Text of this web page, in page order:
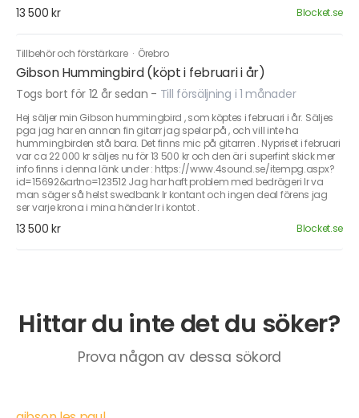
13 500 kr Blocket.se
Tillbehör och förstärkare · Örebro
Gibson Hummingbird (köpt i februari i år)
Togs bort för 12 år sedan - Till försäljning i 1 månader
Hej säljer min Gibson hummingbird , som köptes i februari i år. Säljes
pga jag har en annan fin gitarr jag spelar på , och vill inte ha
hummingbirden stå bara. Det finns mic på gitarren . Nypriset i februari
var ca 22 000 kr säljes nu för 13 500 kr och den är i superfint skick mer
info finns i denna länk under : https://www.4sound.se/itempg.aspx?
id=15692&artno=123512 Jag har haft problem med bedrägeri lr va
man säger så helst swedbank lr kontant och ingen deal förens jag
ser varje krona i mina händer lr i kontot .
13 500 kr Blocket.se
Hittar du inte det du söker?
Prova någon av dessa sökord